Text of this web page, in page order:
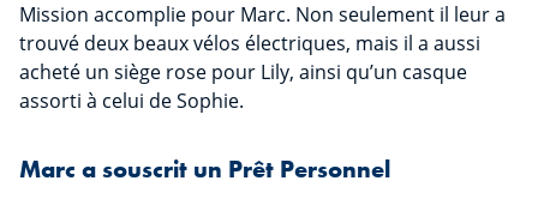
Mission accomplie pour Marc. Non seulement il leur a
trouvé deux beaux vélos électriques, mais il a aussi
acheté un siège rose pour Lily, ainsi qu’un casque
assorti à celui de Sophie.
Marc a souscrit un Prêt Personnel